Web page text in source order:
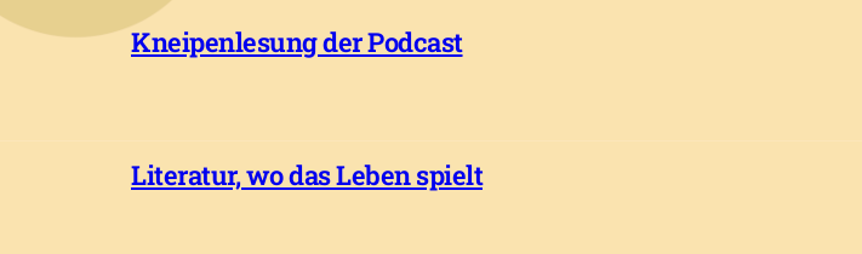
Kneipenlesung der Podcast
Literatur, wo das Leben spielt